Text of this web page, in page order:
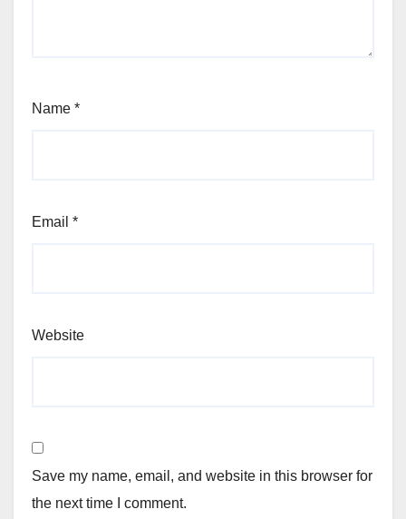
Name *
Email *
Website
Save my name, email, and website in this browser for
the next time I comment.